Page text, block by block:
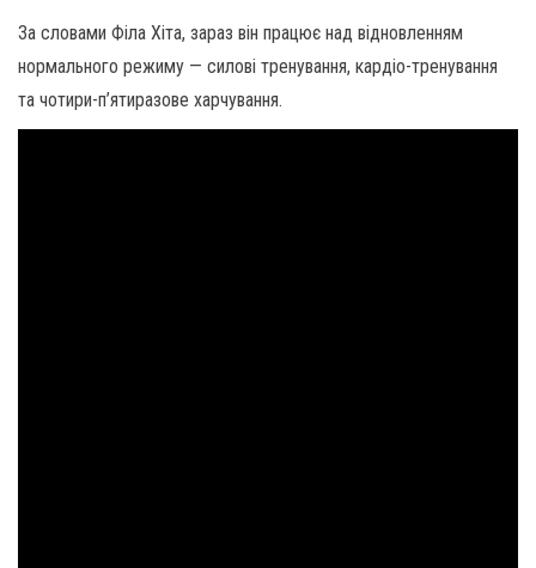
За словами Філа Хіта, зараз він працює над відновленням
нормального режиму — силові тренування, кардіо-тренування
та чотири-п’ятиразове харчування.